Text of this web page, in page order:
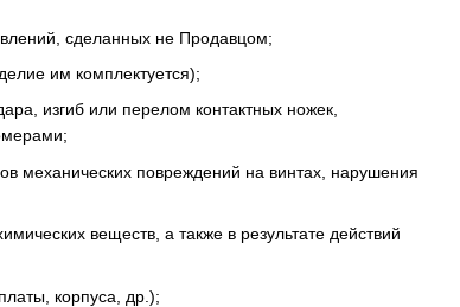
сделанных не Продавцом;
им комплектуется);
изгиб или перелом контактных ножек,
механических повреждений на винтах, нарушения
веществ, а также в результате действий
корпуса, др.);